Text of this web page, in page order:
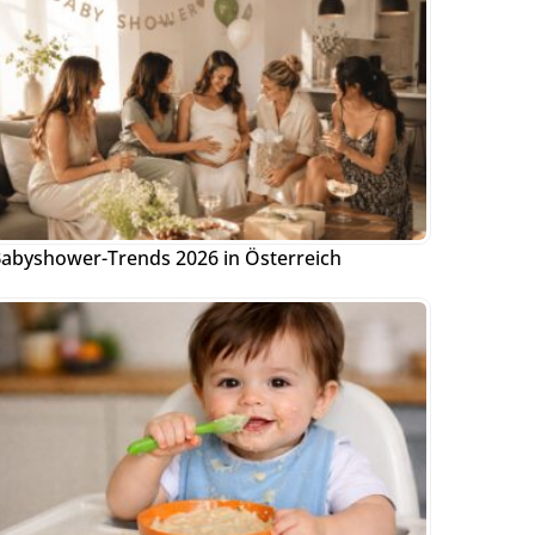
Trends 2026 in Österreich